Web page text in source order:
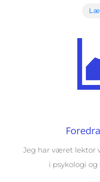
Jeg har været lektor
i psykologi